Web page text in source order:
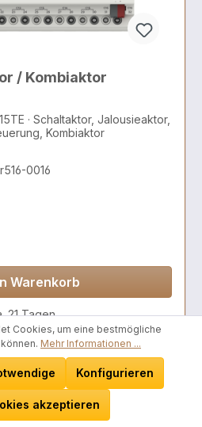
16 Kanal KNX Aktor / Kombiaktor
· Schaltaktor, Jalousieaktor,
Kombiaktor
0016
Warenkorb
21 Tagen
Cookies, um eine bestmögliche
Mehr Informationen ...
Konfigurieren
akzeptieren